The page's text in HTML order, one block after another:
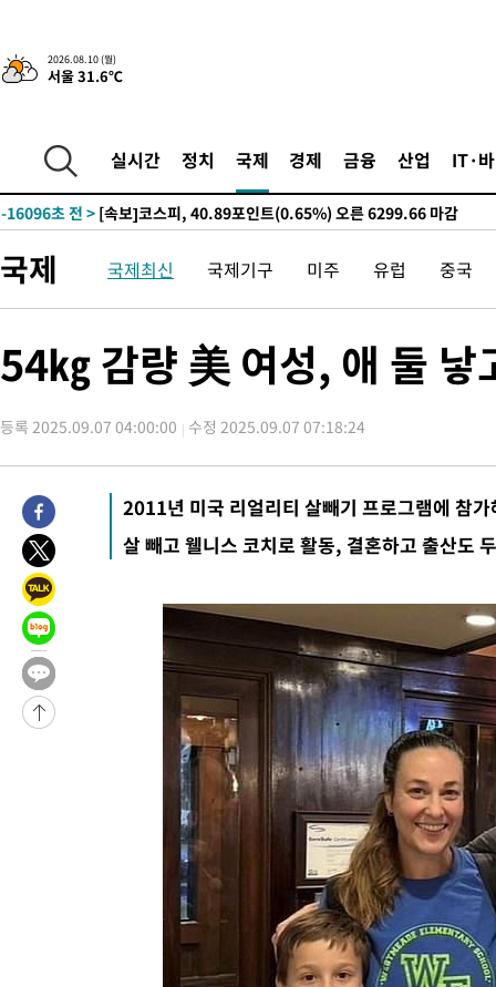
2026.08.10 (월)
서울 31.6℃
실시간 정치 국제 경제 금융 산업 IT·
평가 단축"
-22599초 전 >[속보]경찰, '내부 비리' 자진신고자 징계 감면…포상금 1억으
대
-21843초 전 >누그러진 극한 폭염…'낮 최고 34도' 무더위는 이어져[내일날
-16252초 전 >
[속보]원·달러 환율, 2.3원 오른 1418.4원 마감
-16096초 전 >
-16082초 전 > [속보]코스닥, 55.66포인트(6.97%) 오른 854.47 마감
-11266초 전 >
[속보]이 대통령 "2028년 중순까지 광주 군공항 기능 다른 군
-8416초 전 >포항스틸야드 관중석 천장 석재 낙하…K리그 전구장 긴급 점검
1시간 전 >[속보]코스닥 지수 5%대 급등에 '매수 사이드카' 발동
2시간 전 >[속보]코스닥, 8.85포인트(1.11%) 오른 807.66 개장
2시간 전 >[속보]코스피, 47.56포인트(0.76%) 오른 6306.33 개장
2시간 전 >
[속보]지하철 1호선 상행선 용산역 무정차 통과…"집회·시위"
2시간 전 >
'낮 최고 34도' 전국 더위 지속…강원·경상권 오전 비
-26044초 전 >
[단독]체온 40.6도 쓰러진 해명…"엄살"이라며 훈련강요
-25052초 전 >
-24699초 전 >
[속보]강훈식 "반도체 함께 성장 프로젝트 10년간 1조원 규모
진…상생무역금융 5조 공급"
-24251초 전 >
[속보]강훈식 "연내 메가특구특별법 제정 추진…인허가·환경
평가 단축"
-22619초 전 >
[속보]경찰, '내부 비리' 자진신고자 징계 감면…포상금 1억으
-21863초 전 >
누그러진 극한 폭염…'낮 최고 34도' 무더위는 이어져[내일날
제주 골프장서 멧돼지 출현 결국 사살…'이용객 대피'
[속보]원·달러 환율, 2.3원 오른 1418.4원 마감
[속보]코스피, 40.89포인트(0.65%) 오른 6299.66 마감
[속보]코스닥, 55.66포인트(6.97%) 오른 854.47 마감
대포통장 107개로 불법도박 수익 5062억 세탁…19명 검거
[속보]이 대통령 "2028년 중순까지 광주 군공항 기능 다른 군
으로 임시 배치해 산단 조기 착공"
포항스틸야드 관중석 천장 석재 낙하…K리그 전구장 긴급 점검
[속보]'전장연 시위' 1호선 용산역 상행선 무정차 통과 종료
국제 국제최신 국제기구 미주 유럽 중국
54㎏ 감량 美 여성, 애 둘
등록 2025.09.07 04:00:00 수정 2025.09.07 07:18:24
2011년 미국 리얼리티 살빼기 프로그램에 참가
살 빼고 웰니스 코치로 활동, 결혼하고 출산도